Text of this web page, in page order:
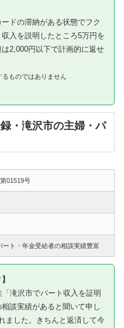
ドの滞納がある状態でフク
入を説明したところ5万円を
2,000円以下で計画的に返せ
ものではありません
・滝沢市の主婦・パ
01519号
ート・年金受給者の相談実績豊富
滝沢市でパート収入を証明
談実績があると聞いて申し
ました。きちんと返済して今